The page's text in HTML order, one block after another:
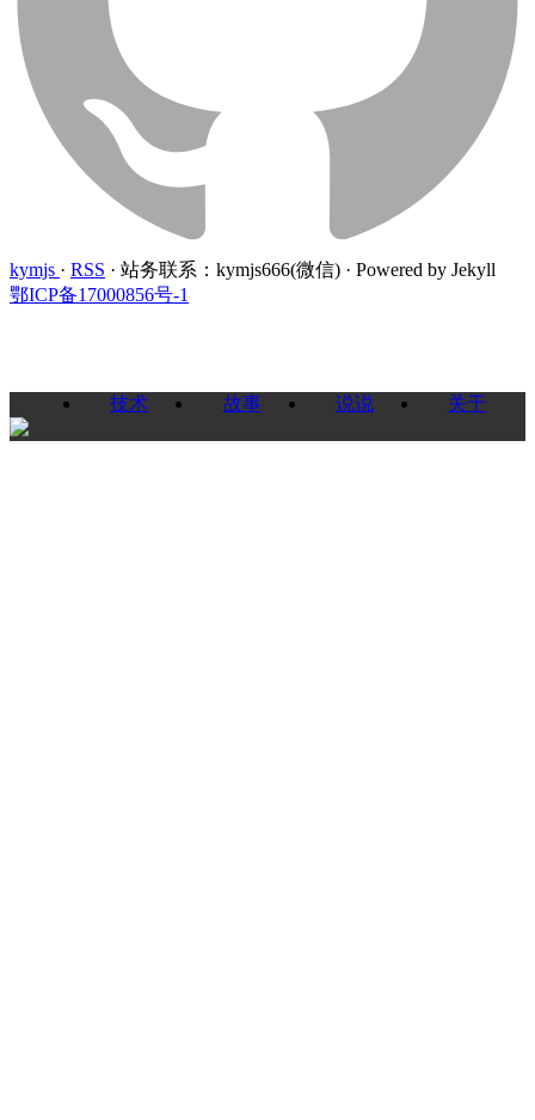
kymjs · RSS · 站务联系：kymjs666(微信) · Powered by Jekyll
鄂ICP备17000856号-1
技术 故事 说说 关于